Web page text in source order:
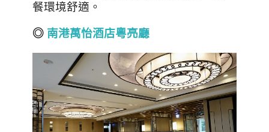
餐環境舒適。
◎ 南港萬怡酒店粵亮廳